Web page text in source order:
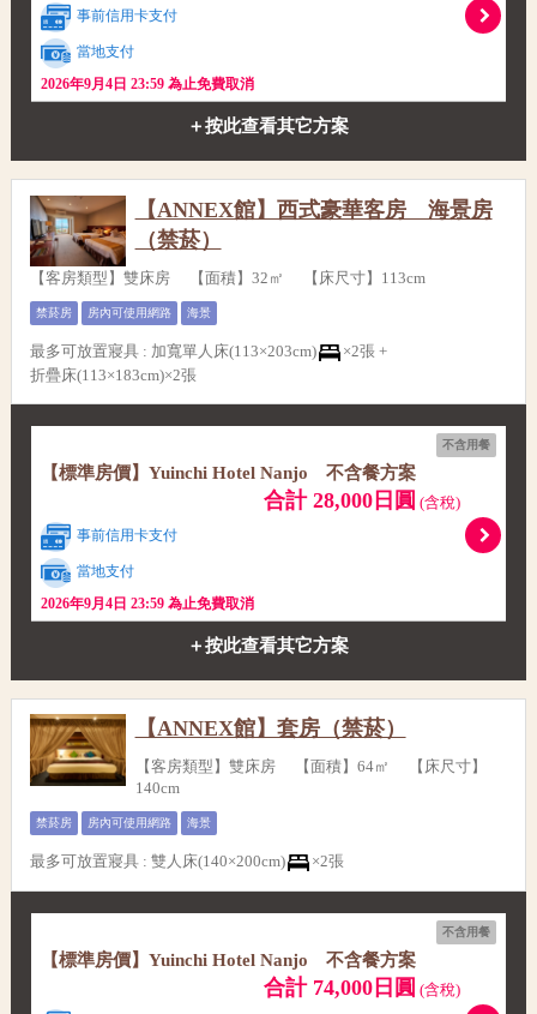
事前信用卡支付
當地支付
2026年9月4日 23:59 為止免費取消
＋按此查看其它方案
【ANNEX館】西式豪華客房 海景房
（禁菸）
【客房類型】雙床房 【面積】32㎡ 【床尺寸】113cm
禁菸房 房內可使用網路 海景
最多可放置寢具 : 加寬單人床(113×203cm)
×2張 +
折疊床(113×183cm)×2張
不含用餐
【標準房價】Yuinchi Hotel Nanjo 不含餐方案
合計 28,000日圓 (含稅)
事前信用卡支付
當地支付
2026年9月4日 23:59 為止免費取消
＋按此查看其它方案
【ANNEX館】套房（禁菸）
【客房類型】雙床房 【面積】64㎡ 【床尺寸】
140cm
禁菸房 房內可使用網路 海景
最多可放置寢具 : 雙人床(140×200cm) ×2張
不含用餐
【標準房價】Yuinchi Hotel Nanjo 不含餐方案
合計 74,000日圓 (含稅)